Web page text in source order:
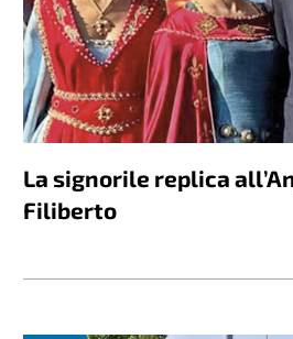
La signorile replica
Filiberto